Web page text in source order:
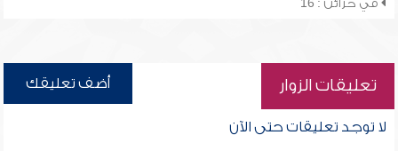
في خزائن : 16
تعليقات الزوار أضف تعليقك
لا توجد تعليقات حتى الآن